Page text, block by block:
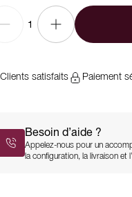
1
Clients satisfaits Paiement
Besoin d’aide ?
Appelez-nous pour un
la configuration, la livraison et